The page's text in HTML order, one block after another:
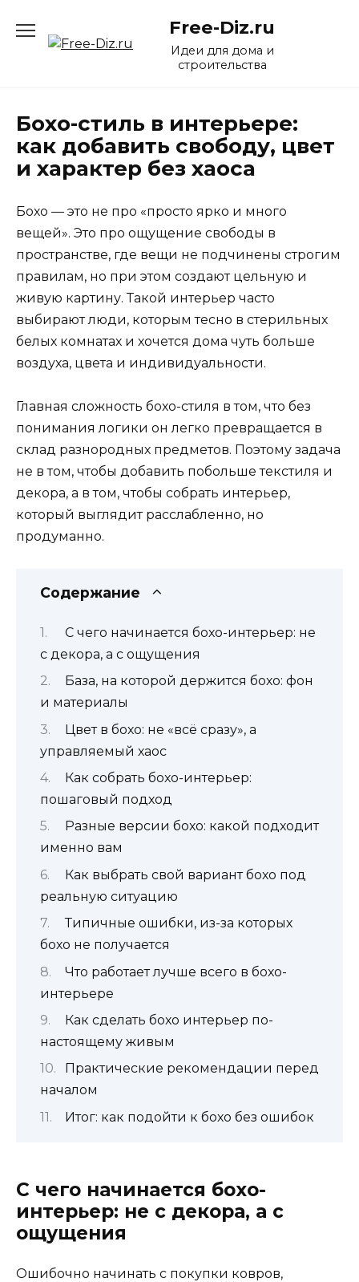
содержанию
Free-Diz.ru
Идеи для дома и
строительства
Бохо-стиль в интерьере:
как добавить свободу, цвет
и характер без хаоса
Бохо — это не про «просто ярко и много
вещей». Это про ощущение свободы в
пространстве, где вещи не подчинены строгим
правилам, но при этом создают цельную и
живую картину. Такой интерьер часто
выбирают люди, которым тесно в стерильных
белых комнатах и хочется дома чуть больше
воздуха, цвета и индивидуальности.
Главная сложность бохо-стиля в том, что без
понимания логики он легко превращается в
склад разнородных предметов. Поэтому задача
не в том, чтобы добавить побольше текстиля и
декора, а в том, чтобы собрать интерьер,
который выглядит расслабленно, но
продуманно.
Содержание
С чего начинается бохо-интерьер: не
с декора, а с ощущения
База, на которой держится бохо: фон
и материалы
Цвет в бохо: не «всё сразу», а
управляемый хаос
Как собрать бохо-интерьер:
пошаговый подход
Разные версии бохо: какой подходит
именно вам
Как выбрать свой вариант бохо под
реальную ситуацию
Типичные ошибки, из-за которых
бохо не получается
Что работает лучше всего в бохо-
интерьере
Как сделать бохо интерьер по-
настоящему живым
Практические рекомендации перед
началом
Итог: как подойти к бохо без ошибок
С чего начинается бохо-
интерьер: не с декора, а с
ощущения
Ошибочно начинать с покупки ковров,